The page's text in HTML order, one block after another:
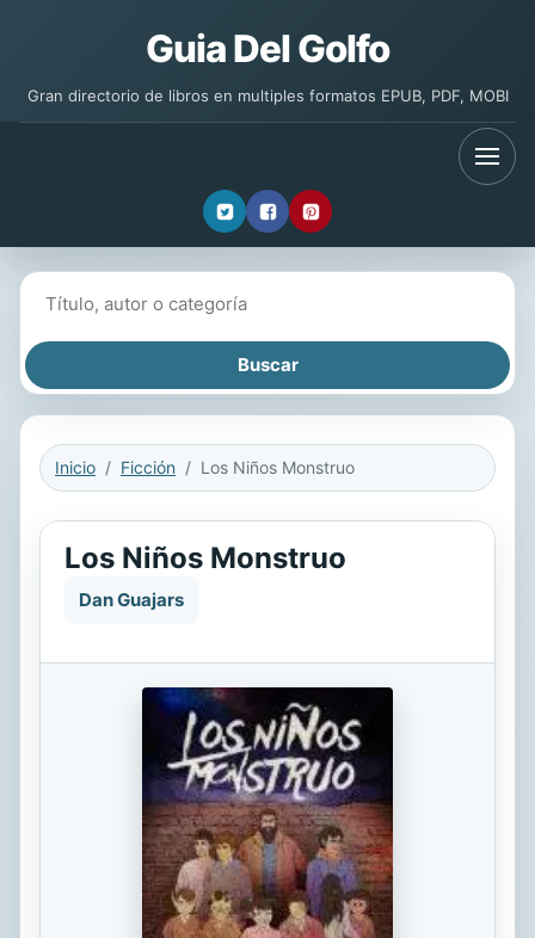
Guia Del Golfo
Gran directorio de libros en multiples formatos EPUB, PDF, MOBI
Inicio Ficción Los Niños Monstruo
Los Niños Monstruo
Dan Guajars